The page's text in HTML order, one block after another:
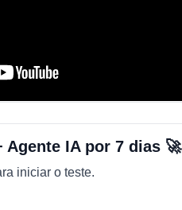
Agente IA por 7 dias 🚀
iniciar o teste.